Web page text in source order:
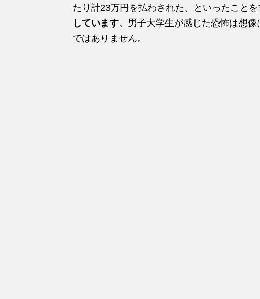
たり計23万円を払わされた、といったことを
しています。男子大学生が感じた恐怖は想
ではありません。